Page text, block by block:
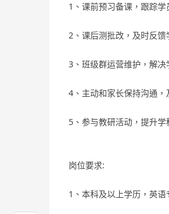
1、课前预习备课，跟踪学
2、课后测批改，及时反馈
3、班级群运营维护，解决
4、主动和家长保持沟通
5、参与教研活动，提升学
岗位要求:
1、本科及以上学历，英